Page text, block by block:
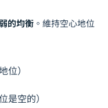
的均衡 。維持空心地位
）
是空的）